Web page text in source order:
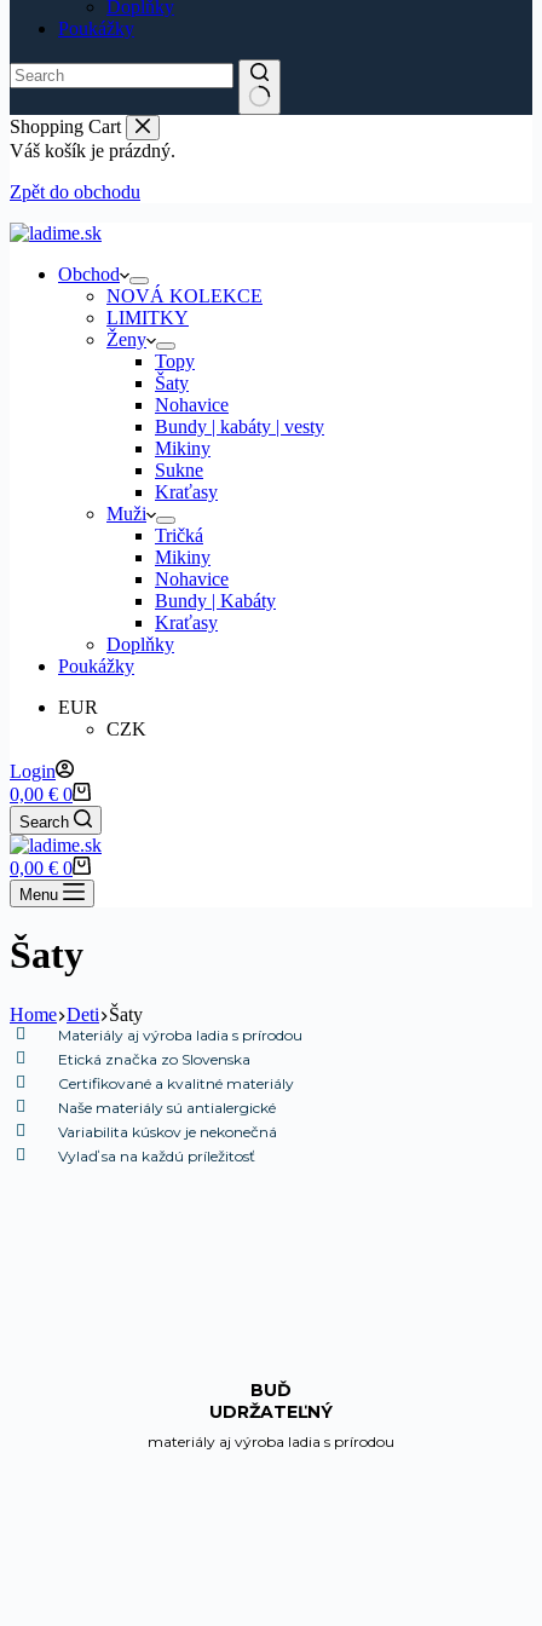
Doplňky
Poukážky
Shopping Cart
Váš košík je prázdný.
Zpět do obchodu
Obchod
NOVÁ KOLEKCE
LIMITKY
Ženy
Topy
Šaty
Nohavice
Bundy | kabáty | vesty
Mikiny
Sukne
Kraťasy
Muži
Tričká
Mikiny
Nohavice
Bundy | Kabáty
Kraťasy
Doplňky
Poukážky
EUR
CZK
Login
Shopping
cart
0,00 € 0
Search
Shopping
cart
0,00 € 0
Menu
Šaty
Home Deti Šaty
Materiály aj výroba ladia s prírodou
Etická značka zo Slovenska
Certifikované a kvalitné materiály​
Naše materiály sú antialergické​
Variabilita kúskov je nekonečná
Vylaď sa na každú príležitosť
BUĎ
UDRŽATEĽNÝ
materiály aj výroba ladia s prírodou